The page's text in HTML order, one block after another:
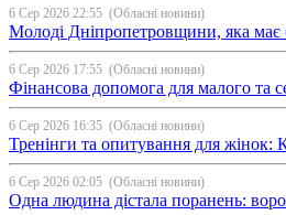
6 Сер 2026 22:55 (Обласні новини)
Молоді Дніпропетровщини, яка
6 Сер 2026 17:55 (Обласні новини)
Фінансова допомога для малого та
6 Сер 2026 16:35 (Обласні новини)
Тренінги та опитування для жінок:
6 Сер 2026 02:05 (Обласні новини)
Одна людина дістала поранень: